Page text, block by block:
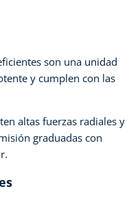
son una unidad
y cumplen con las
altas fuerzas radiales y
graduadas con